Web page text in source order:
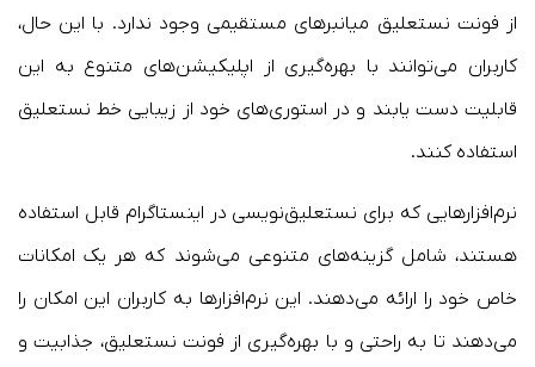
از فونت نستعلیق میانبرهای مستقیمی وجود ندارد. با این حال،
کاربران می‌توانند با بهره‌گیری از اپلیکیشن‌های متنوع به این
قابلیت دست یابند و در استوری‌های خود از زیبایی خط نستعلیق
استفاده کنند.
نرم‌افزارهایی که برای نستعلیق‌نویسی در اینستاگرام قابل استفاده
هستند، شامل گزینه‌های متنوعی می‌شوند که هر یک امکانات
خاص خود را ارائه می‌دهند. این نرم‌افزارها به کاربران این امکان را
می‌دهند تا به راحتی و با بهره‌گیری از فونت نستعلیق، جذابیت و